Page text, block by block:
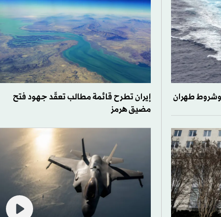
وشروط طهران
إيران تطرح قائمة مطالب تعقّد جهود فتح
مضيق هرمز